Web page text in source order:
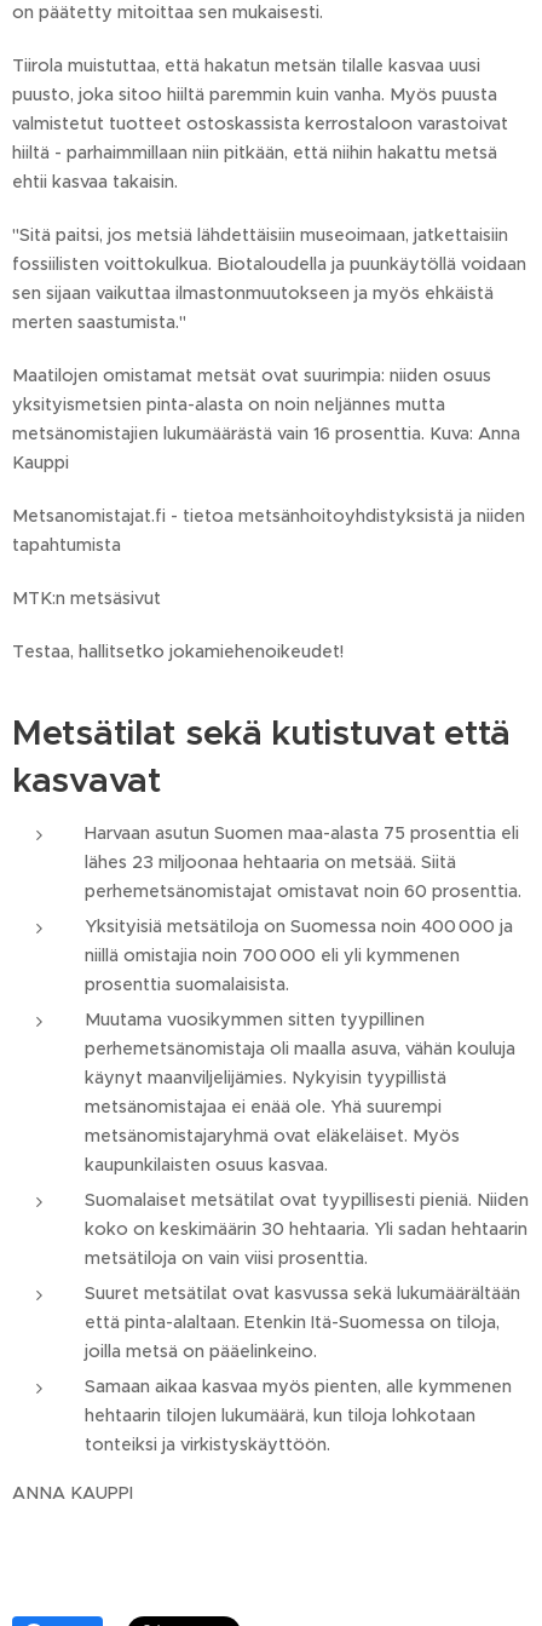
on päätetty mitoittaa sen mukaisesti.
Tiirola muistuttaa, että hakatun metsän tilalle kasvaa uusi
puusto, joka sitoo hiiltä paremmin kuin vanha. Myös puusta
valmistetut tuotteet ostoskassista kerrostaloon varastoivat
hiiltä - parhaimmillaan niin pitkään, että niihin hakattu metsä
ehtii kasvaa takaisin.
"Sitä paitsi, jos metsiä lähdettäisiin museoimaan, jatkettaisiin
fossiilisten voittokulkua. Biotaloudella ja puunkäytöllä voidaan
sen sijaan vaikuttaa ilmastonmuutokseen ja myös ehkäistä
merten saastumista."
Maatilojen omistamat metsät ovat suurimpia: niiden osuus
yksityismetsien pinta-alasta on noin neljännes mutta
metsänomistajien lukumäärästä vain 16 prosenttia. Kuva: Anna
Kauppi
Metsanomistajat.fi - tietoa metsänhoitoyhdistyksistä ja niiden
tapahtumista
MTK:n metsäsivut
Testaa, hallitsetko jokamiehenoikeudet!
Metsätilat sekä kutistuvat että
kasvavat
Harvaan asutun Suomen maa-alasta 75 prosenttia eli
lähes 23 miljoonaa hehtaaria on metsää. Siitä
perhemetsänomistajat omistavat noin 60 prosenttia.
Yksityisiä metsätiloja on Suomessa noin 400 000 ja
niillä omistajia noin 700 000 eli yli kymmenen
prosenttia suomalaisista.
Muutama vuosikymmen sitten tyypillinen
perhemetsänomistaja oli maalla asuva, vähän kouluja
käynyt maanviljelijämies. Nykyisin tyypillistä
metsänomistajaa ei enää ole. Yhä suurempi
metsänomistajaryhmä ovat eläkeläiset. Myös
kaupunkilaisten osuus kasvaa.
Suomalaiset metsätilat ovat tyypillisesti pieniä. Niiden
koko on keskimäärin 30 hehtaaria. Yli sadan hehtaarin
metsätiloja on vain viisi prosenttia.
Suuret metsätilat ovat kasvussa sekä lukumäärältään
että pinta-alaltaan. Etenkin Itä-Suomessa on tiloja,
joilla metsä on pääelinkeino.
Samaan aikaa kasvaa myös pienten, alle kymmenen
hehtaarin tilojen lukumäärä, kun tiloja lohkotaan
tonteiksi ja virkistyskäyttöön.
ANNA KAUPPI